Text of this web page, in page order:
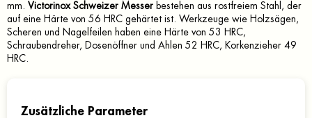
mm. Victorinox Schweizer Messer bestehen aus rostfreiem Stahl, der
auf eine Härte von 56 HRC gehärtet ist. Werkzeuge wie Holzsägen,
Scheren und Nagelfeilen haben eine Härte von 53 HRC,
Schraubendreher, Dosenöffner und Ahlen 52 HRC, Korkenzieher 49
HRC.
Zusätzliche Parameter